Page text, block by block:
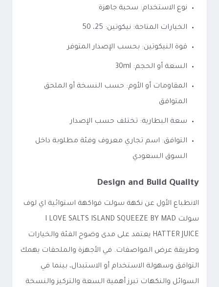
نوع الاستخدام: سحبة جاهزة
الخيارات المتاحة: نيكوتين: 25، 50
قوة النيكوتين: بحسب الإصدار المتوفر
السعة أو الحجم: 30ml
المقاومات أو الأوم: حسب النسخة أو الملحق
المتوافق
سعة البطارية: تختلف حسب الإصدار
التوافق: اسم تجاري معروف وفئة مطلوبة داخل
السوق السعودي
Design and Build Quality
الانطباع الأول عن نكهة سولت فواكهة استوائية اي لوف
سولت I LOVE SALTS ISLAND SQUEEZE BY MAD
HATTER JUICE يعتمد على مدى وضوح الفئة والخيارات
وطريقة عرض المواصفات. في الأجهزة والملحقات يهمك
التوافق وسهولة الاستخدام أو الاستبدال، بينما في
السوائل والنكهات تبرز أهمية السعة والتركيز والنسخة